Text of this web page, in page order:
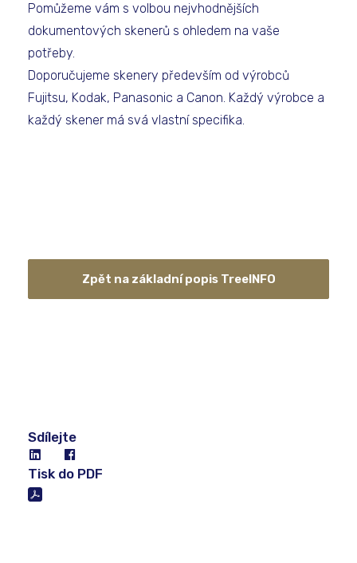
Pomůžeme vám s volbou nejvhodnějších
dokumentových skenerů s ohledem na vaše
potřeby.
Doporučujeme skenery především od výrobců
Fujitsu, Kodak, Panasonic a Canon. Každý výrobce a
každý skener má svá vlastní specifika.
Zpět na základní popis TreeINFO
Sdílejte
Tisk do PDF